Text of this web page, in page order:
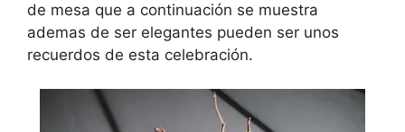
de mesa que a continuación se muestra
ademas de ser elegantes pueden ser unos
recuerdos de esta celebración.